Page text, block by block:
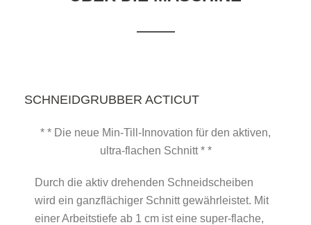
SCHNEIDGRUBBER ACTICUT
* * Die neue Min-Till-Innovation für den aktiven,
ultra-flachen Schnitt * *
Durch die aktiv drehenden Schneidscheiben
wird ein ganzflächiger Schnitt gewährleistet. Mit
einer Arbeitstiefe ab 1 cm ist eine super-flache,